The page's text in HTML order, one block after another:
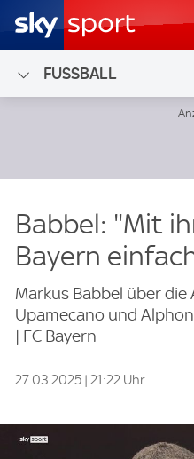
FUSSBALL
Babbel: "Mit
Bayern
Markus Babbel über
Upamecano und
| FC Bayern
27.03.2025 | 21:22 Uhr